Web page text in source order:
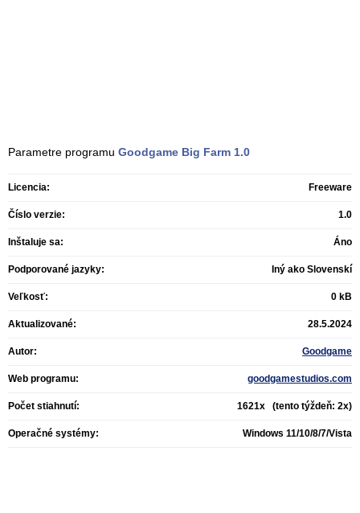
Parametre programu Goodgame Big Farm 1.0
Licencia: Freeware
Číslo verzie: 1.0
Inštaluje sa: Áno
Podporované jazyky: Iný ako Slovenskí
Veľkosť: 0 kB
Aktualizované: 28.5.2024
Autor: Goodgame
Web programu: goodgamestudios.com
Počet stiahnutí: 1621x (tento týždeň: 2x)
Operačné systémy: Windows 11/10/8/7/Vista